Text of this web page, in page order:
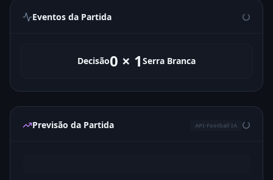
Eventos da Partida
Decisão0 × 1 Serra Branca
Previsão da Partida API-Football IA